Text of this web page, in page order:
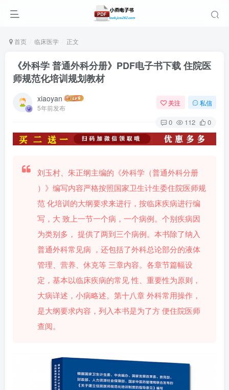
首页 临床医学 正文
《外科学 普通外科分册》PDF电子书下载 住院医
师规范化培训规划教材
xiaoyan
5年前发布
关注 私信
0 112 0
刘玉村、朱正纲主编的《外科学（普通外科分册
）》编写内容严格按照国家卫生计生委住院医师规
范 化培训的大纲要求来进行，按临床疾病进行编
写，大 致上一节一个病，一个病例。个别疾病因
为类别多， 提供了两到三个病例。本书除了纳入
普通外科常见病 ，还包括了外科总论部分的液体
管理、营养、休克等 三章内容。各章节篇幅设
定，基本以临床疾病的常见 性、重要性为原则，
大病详述，小病略述。第十八章 外科常用操作，
是大纲要求内容，列入本书是为了方 便住院医师
查阅。